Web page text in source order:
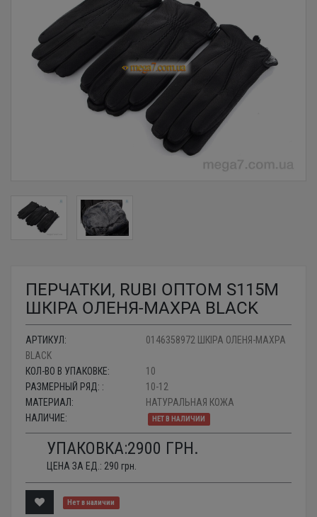
ПЕРЧАТКИ, RUBI ОПТОМ S115М
ШКІРА ОЛЕНЯ-МАХРА BLACK
АРТИКУЛ:
0146358972 ШКІРА ОЛЕНЯ-МАХРА
BLACK
КОЛ-ВО В УПАКОВКЕ:
10
РАЗМЕРНЫЙ РЯД: :
10-12
МАТЕРИАЛ:
НАТУРАЛЬНАЯ КОЖА
НАЛИЧИЕ:
НЕТ В НАЛИЧИИ
УПАКОВКА:2900 ГРН.
ЦЕНА ЗА ЕД.: 290 грн.
Нет в наличии